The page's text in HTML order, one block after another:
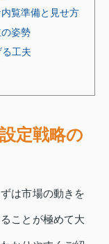
覧準備と見せ方
姿勢
工夫
定戦略の
は市場の動きを
ことが極めて大